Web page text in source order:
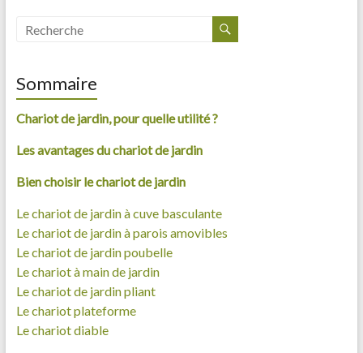
Sommaire
Chariot de jardin, pour quelle utilité ?
Les avantages du chariot de jardin
Bien choisir le chariot de jardin
Le chariot de jardin à cuve basculante
Le chariot de jardin à parois amovibles
Le chariot de jardin poubelle
Le chariot à main de jardin
Le chariot de jardin pliant
Le chariot plateforme
Le chariot diable